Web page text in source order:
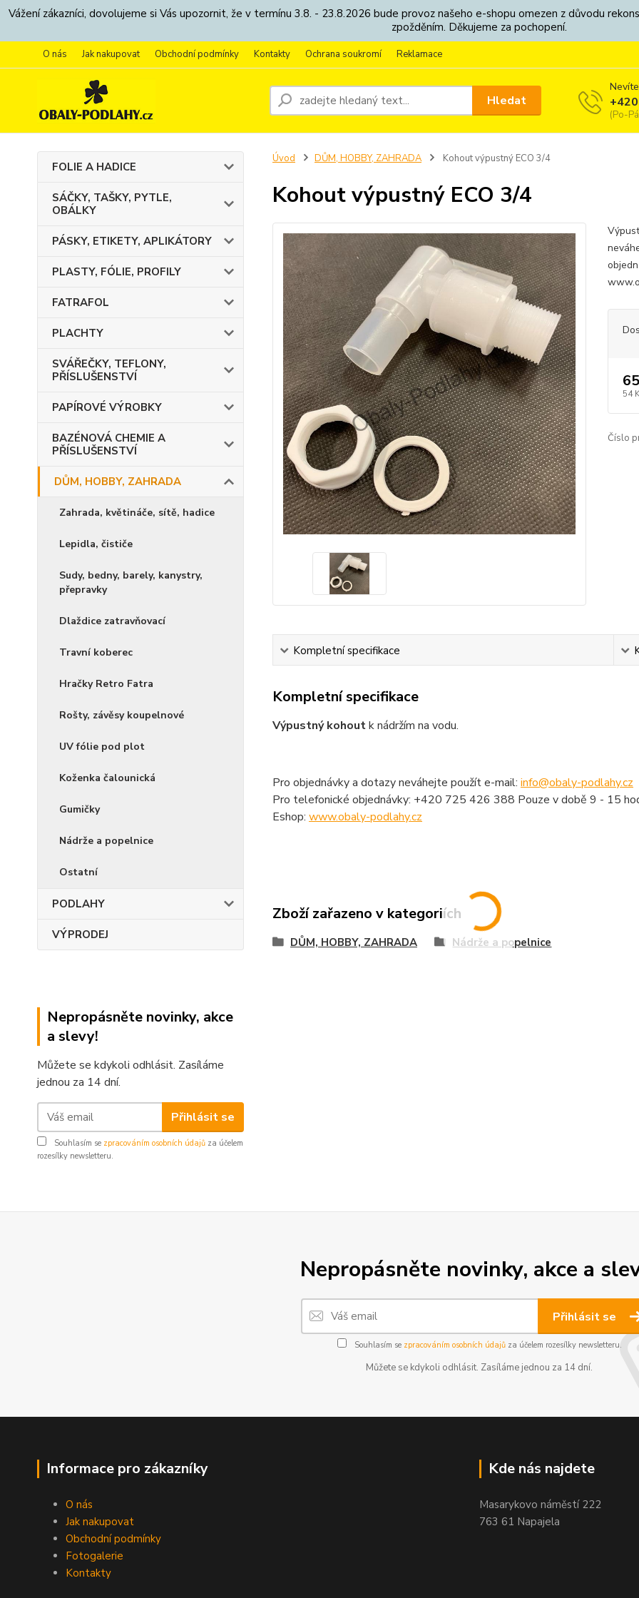
Vážení zákazníci, dovolujeme si Vás upozornit, že v termínu 3.8. - 23.8.2026 bude provoz našeho e-shopu omezen z důvodu
zpožděním. Děkujeme za pochopení.
O nás Jak nakupovat Obchodní podmínky Kontakty Ochrana soukromí Reklamace
Hledat
(Po-
FOLIE A HADICE
SÁČKY, TAŠKY, PYTLE,
OBÁLKY
PÁSKY, ETIKETY, APLIKÁTORY
PLASTY, FÓLIE, PROFILY
FATRAFOL
PLACHTY
SVÁŘEČKY, TEFLONY,
PŘÍSLUŠENSTVÍ
PAPÍROVÉ VÝROBKY
BAZÉNOVÁ CHEMIE A
PŘÍSLUŠENSTVÍ
DŮM, HOBBY, ZAHRADA
Zahrada, květináče, sítě, hadice
Lepidla, čističe
Sudy, bedny, barely, kanystry,
přepravky
Dlaždice zatravňovací
Travní koberec
Hračky Retro Fatra
Rošty, závěsy koupelnové
UV fólie pod plot
Koženka čalounická
Gumičky
Nádrže a popelnice
Ostatní
PODLAHY
VÝPRODEJ
Nepropásněte novinky, akce
a slevy!
Můžete se kdykoli odhlásit. Zasíláme
jednou za 14 dní.
Přihlásit se
Souhlasím se zpracováním osobních údajů za účelem
rozesílky newsletteru.
Úvod DŮM, HOBBY, ZAHRADA Kohout výpustný ECO 3/4
Kohout výpustný ECO 3/4
54
Číslo
Kompletní specifikace
Kompletní specifikace
Výpustný kohoutk nádržím na vodu.
Pro objednávky a dotazy neváhejte použít e-mail: info@obaly-podlahy.cz
Pro telefonické objednávky: +420 725 426 388 Pouze v době 9 - 15
Eshop: www.obaly-podlahy.cz
Zboží zařazeno v kategoriích
DŮM, HOBBY, ZAHRADA Nádrže a popelnice
Nepropásněte novinky, akce a
Přihlásit se
Souhlasím se zpracováním osobních údajůza účelem rozesílky newsletteru.
Můžete se kdykoli odhlásit. Zasíláme jednou za 14 dní.
Informace pro zákazníky
O nás
Jak nakupovat
Obchodní podmínky
Fotogalerie
Kontakty
Kde nás najdete
Masarykovo náměstí 222
763 61 Napajela